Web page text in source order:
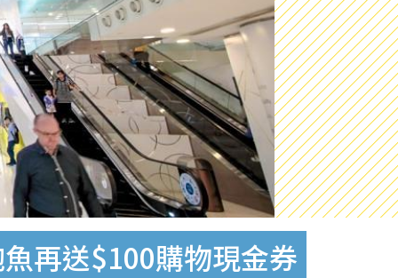
再送$100購物現金券